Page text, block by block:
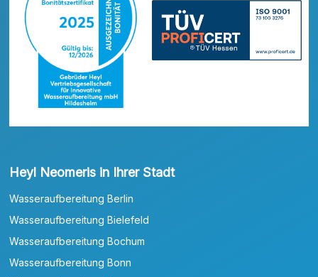
Heyl Neomeris in Ihrer Stadt
Wasseraufbereitung Berlin
Wasseraufbereitung Bielefeld
Wasseraufbereitung Bochum
Wasseraufbereitung Bonn